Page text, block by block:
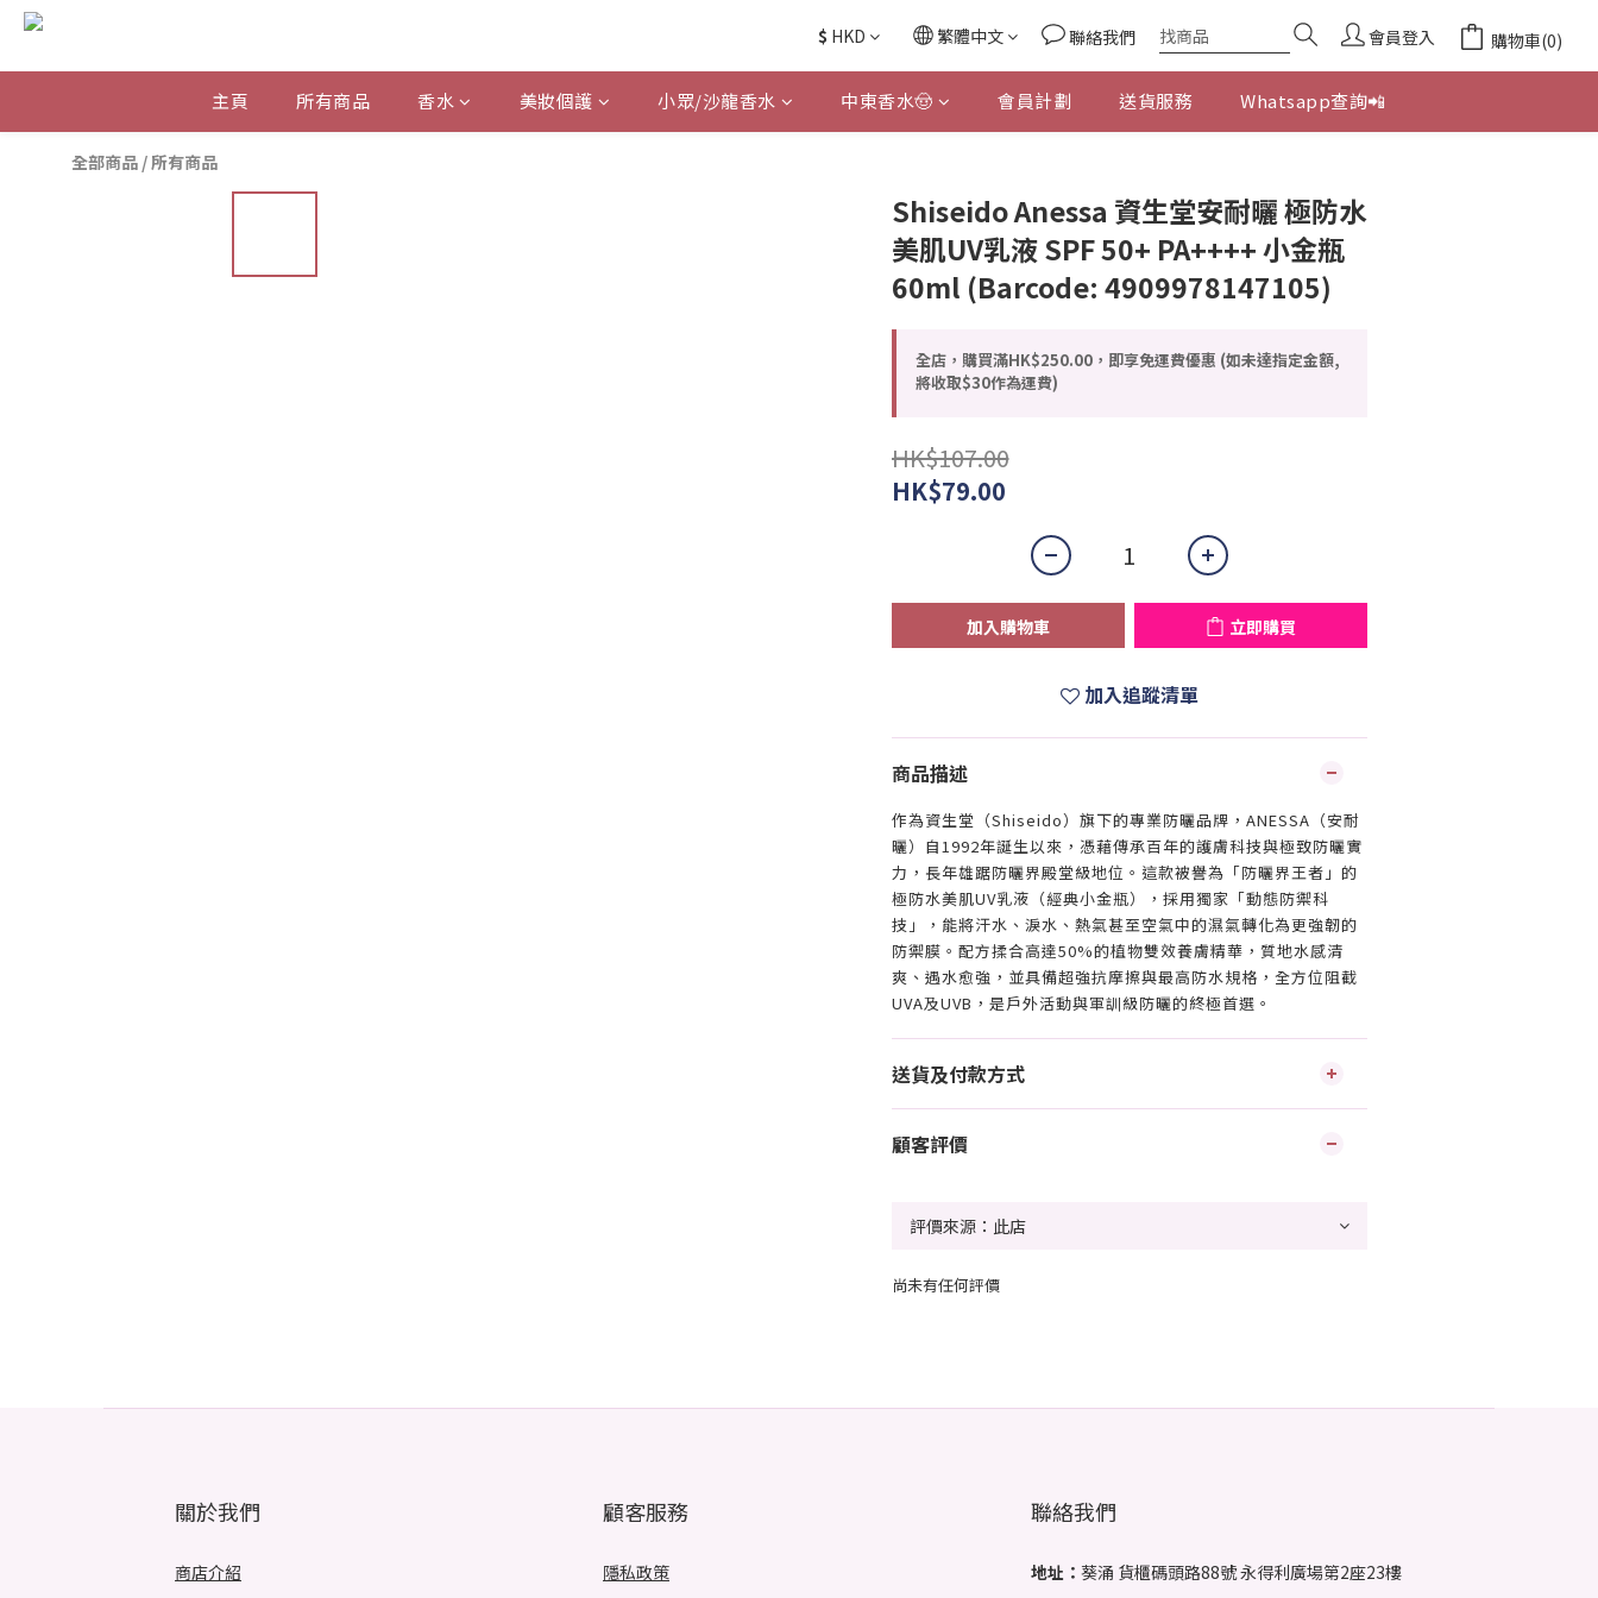
$ HKD 繁體中文 聯絡我們 會員登入 購物車(0)
主頁 所有商品 香水 美妝個護 小眾/沙龍香水 中東香水🤠 會員計劃 送貨服務 Whatsapp查詢📲
全部商品 /所有商品
Shiseido Anessa 資生堂安耐曬 極防水
美肌UV乳液 SPF 50+ PA++++ 小金瓶
60ml (Barcode: 4909978147105)
全店，購買滿HK$250.00，即享免運費優惠 (如未達指定金額,
將收取$30作為運費)
HK$107.00
HK$79.00
加入購物車 立即購買
加入追蹤清單
商品描述
作為資生堂（Shiseido）旗下的專業防曬品牌，ANESSA（安耐
曬）自1992年誕生以來，憑藉傳承百年的護膚科技與極致防曬實
力，長年雄踞防曬界殿堂級地位。這款被譽為「防曬界王者」的
極防水美肌UV乳液（經典小金瓶），採用獨家「動態防禦科
技」，能將汗水、淚水、熱氣甚至空氣中的濕氣轉化為更強韌的
防禦膜。配方揉合高達50%的植物雙效養膚精華，質地水感清
爽、遇水愈強，並具備超強抗摩擦與最高防水規格，全方位阻截
UVA及UVB，是戶外活動與軍訓級防曬的終極首選。
送貨及付款方式
顧客評價
尚未有任何評價
關於我們
商店介紹
顧客服務
隱私政策
聯絡我們
地址： 葵涌 貨櫃碼頭路88號 永得利廣場第2座23樓